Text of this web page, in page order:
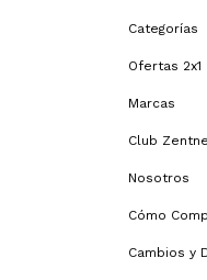
Categorías
Ofertas 2x1
Marcas
Club
Nosotros
Cómo
Cambios y